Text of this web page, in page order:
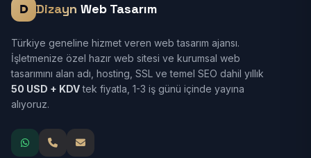
Dizayn Web Tasarım
Türkiye geneline hizmet veren web tasarım ajansı.
İşletmenize özel hazır web sitesi ve kurumsal web
tasarımını alan adı, hosting, SSL ve temel SEO dahil yıllık
50 USD + KDVtek fiyatla, 1-3 iş günü içinde yayına
alıyoruz.